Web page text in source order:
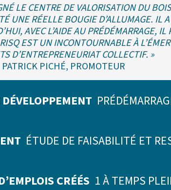
LE CENTRE DE VALORISATION DU
UNE RÉELLE BOUGIE D’ALLUMAGE. IL
AVEC L’AIDE AU PRÉDÉMARRAGE,
EST UN INCONTOURNABLE À
D’ENTREPRENEURIAT COLLECTIF. »
PATRICK PICHÉ, PROMOTEUR
ÉTUDE DE FAISABILITÉ ET
CRÉÉS 1 À TEMPS